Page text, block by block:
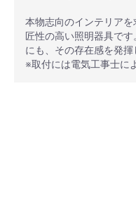
本物志向のインテリア
匠性の高い照明器具で
にも、その存在感を発揮
※取付には電気工事士に